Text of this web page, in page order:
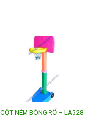
CỘT NÉM BÓNG RỔ – LA528